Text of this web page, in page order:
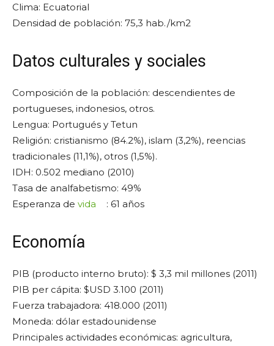
Clima: Ecuatorial
Densidad de población: 75,3 hab./km2
Datos culturales y sociales
Composición de la población: descendientes de
portugueses, indonesios, otros.
Lengua: Portugués y Tetun
Religión: cristianismo (84.2%), islam (3,2%), reencias
tradicionales (11,1%), otros (1,5%).
IDH: 0.502 mediano (2010)
Tasa de analfabetismo: 49%
Esperanza de vida : 61 años
Economía
PIB (producto interno bruto): $ 3,3 mil millones (2011)
PIB per cápita: $USD 3.100 (2011)
Fuerza trabajadora: 418.000 (2011)
Moneda: dólar estadounidense
Principales actividades económicas: agricultura,